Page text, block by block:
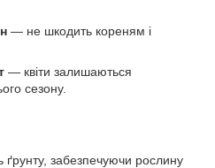
— не шкодить кореням і
— квіти залишаються
сезону.
ґрунту, забезпечуючи рослину